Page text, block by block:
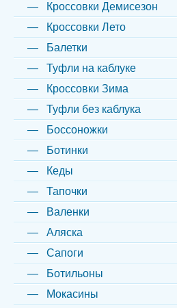
Кроссовки Демисезон
Кроссовки Лето
Балетки
Туфли на каблуке
Кроссовки Зима
Туфли без каблука
Боссоножки
Ботинки
Кеды
Тапочки
Валенки
Аляска
Сапоги
Ботильоны
Мокасины